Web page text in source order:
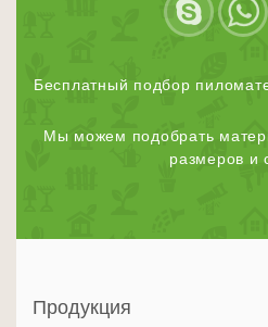
Бесплатный подбор
Мы можем подобрать
размеров и
Продукция